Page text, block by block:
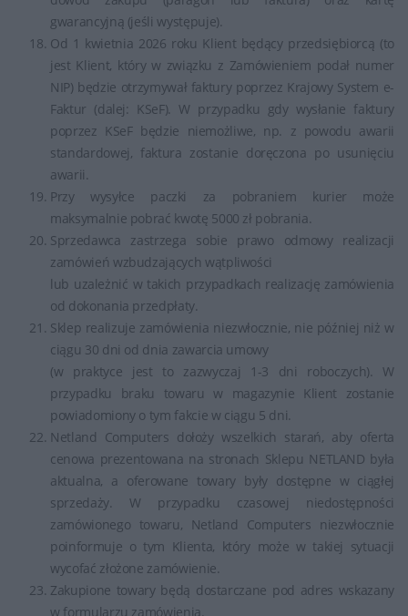
gwarancyjną (jeśli występuje).
Od 1 kwietnia 2026 roku Klient będący przedsiębiorcą (to
jest Klient, który w związku z Zamówieniem podał numer
NIP) będzie otrzymywał faktury poprzez Krajowy System e-
Faktur (dalej: KSeF). W przypadku gdy wysłanie faktury
poprzez KSeF będzie niemożliwe, np. z powodu awarii
standardowej, faktura zostanie doręczona po usunięciu
awarii.
Przy wysyłce paczki za pobraniem kurier może
maksymalnie pobrać kwotę 5000 zł pobrania.
Sprzedawca zastrzega sobie prawo odmowy realizacji
zamówień wzbudzających wątpliwości
lub uzależnić w takich przypadkach realizację zamówienia
od dokonania przedpłaty.
Sklep realizuje zamówienia niezwłocznie, nie później niż w
ciągu 30 dni od dnia zawarcia umowy
(w praktyce jest to zazwyczaj 1-3 dni roboczych). W
przypadku braku towaru w magazynie Klient zostanie
powiadomiony o tym fakcie w ciągu 5 dni.
Netland Computers dołoży wszelkich starań, aby oferta
cenowa prezentowana na stronach Sklepu NETLAND była
aktualna, a oferowane towary były dostępne w ciągłej
sprzedaży. W przypadku czasowej niedostępności
zamówionego towaru, Netland Computers niezwłocznie
poinformuje o tym Klienta, który może w takiej sytuacji
wycofać złożone zamówienie.
Zakupione towary będą dostarczane pod adres wskazany
w formularzu zamówienia.